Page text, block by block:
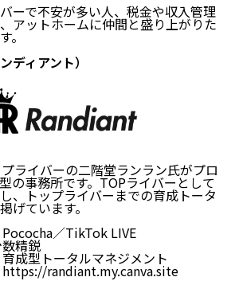
ーで不安が多い人、税金や収入管理
アットホームに仲間と盛り上がりた
。
ディアント）
ライバーの二階堂ランラン氏がプロ
の事務所です。TOPライバーとして
、トップライバーまでの育成トータ
げています。
／TikTok LIVE
精鋭
成型トータルマネジメント
https://randiant.my.canva.site